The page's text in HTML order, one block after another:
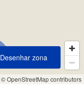
© OpenStreetMap contributors
Desenhar zona
Desenhar zona